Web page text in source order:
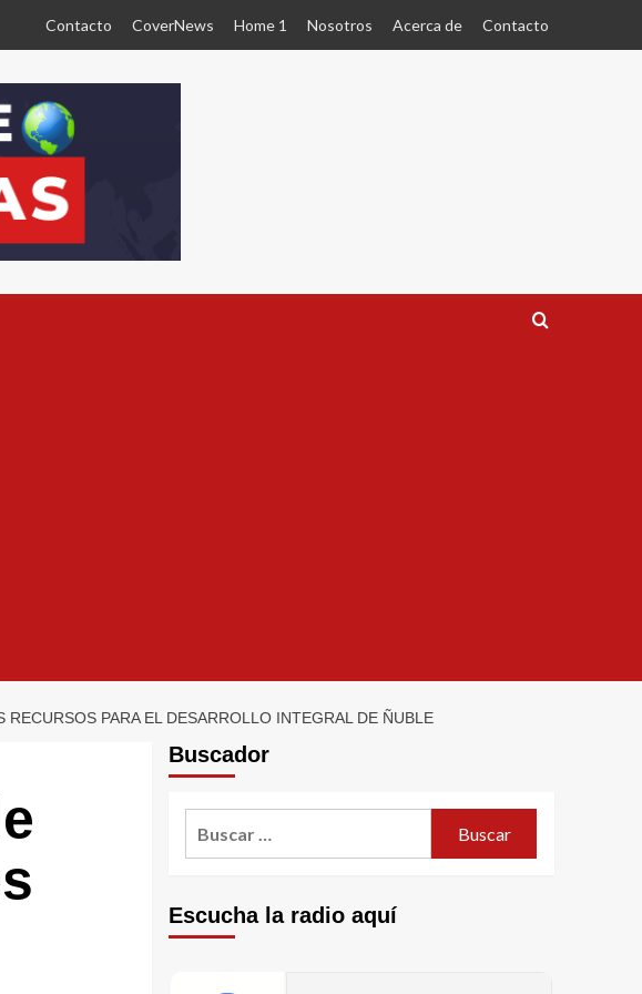
Contacto CoverNews Home 1 Nosotros Acerca de Contacto
PARA EL DESARROLLO INTEGRAL DE ÑUBLE
Buscador
Escucha la radio aquí